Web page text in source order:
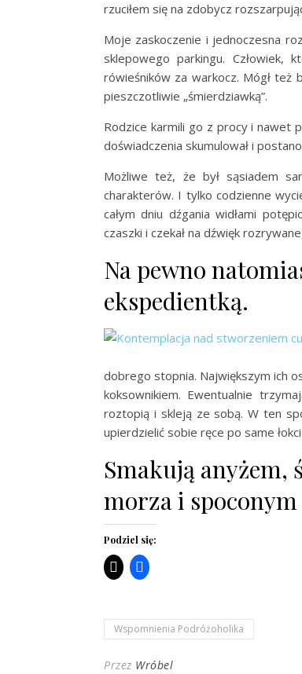
rzuciłem się na zdobycz
Moje zaskoczenie i jednoczesna
sklepowego parkingu. Człowiek,
rówieśników za warkocz. Mógł też
pieszczotliwie „śmierdziawką”.
Rodzice karmili go z procy i nawet
doświadczenia skumulował i
Możliwe też, że był sąsiadem
charakterów. I tylko codzienne
całym dniu dźgania widłami
czaszki i czekał na dźwięk
Na pewno
ekspedientką.
dobrego stopnia. Największym ich
koksownikiem. Ewentualnie
roztopią i skleją ze sobą. W ten
upierdzielić sobie ręce po same
Smakują
morza i
Podziel się:
Wspomnienia Podróżoholika
Przez Wróbel